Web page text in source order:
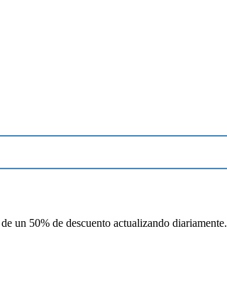
un 50% de descuento actualizando diariamente.